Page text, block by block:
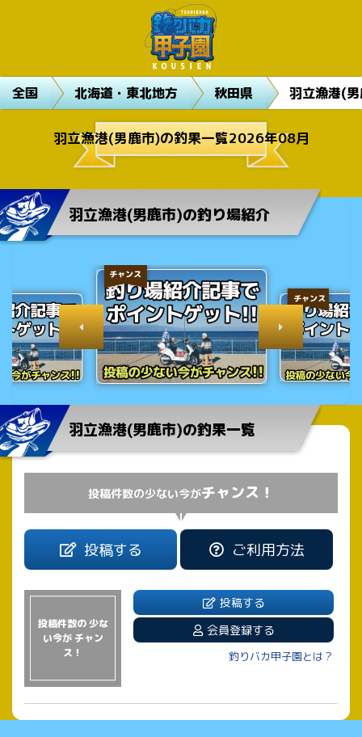
全国 北海道・東北地方 秋田県 羽立漁港(
羽立漁港(男鹿市)の釣果一覧2026年08月
羽立漁港(男鹿市)の釣り場紹介
チャンス
チャンス
羽立漁港(男鹿市)の釣果一覧
投稿件数の少ない今がチャンス！
投稿する ご利用方法
投稿件数の 少な
い今が チャン
ス！
投稿する
会員登録する
釣りバカ甲子園とは？